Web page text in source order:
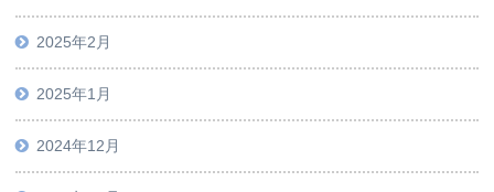
2025年2月
2025年1月
2024年12月